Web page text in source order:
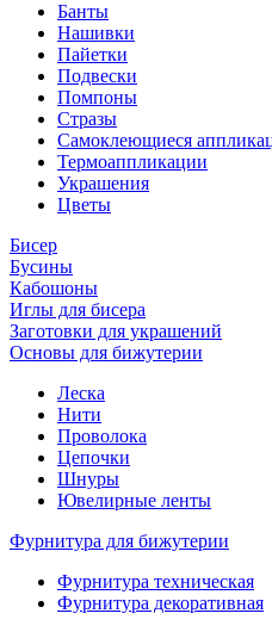
Банты
Нашивки
Пайетки
Подвески
Помпоны
Стразы
Самоклеющиеся
Термоаппликации
Украшения
Цветы
Бисер
Бусины
Кабошоны
Иглы для бисера
Заготовки для украшений
Основы для бижутерии
Леска
Нити
Проволока
Цепочки
Шнуры
Ювелирные ленты
Фурнитура для бижутерии
Фурнитура техническая
Фурнитура декоративная